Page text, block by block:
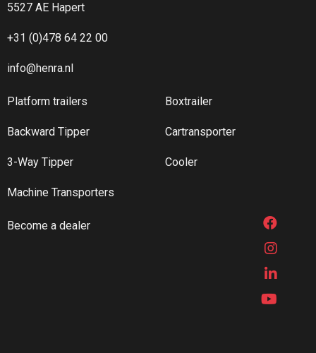
5527 AE Hapert
+31 (0)478 64 22 00
info@henra.nl
Platform trailers
Backward Tipper
3-Way Tipper
Machine Transporters
Boxtrailer
Cartransporter
Cooler
Become a dealer